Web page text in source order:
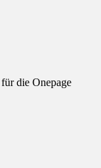
die Onepage